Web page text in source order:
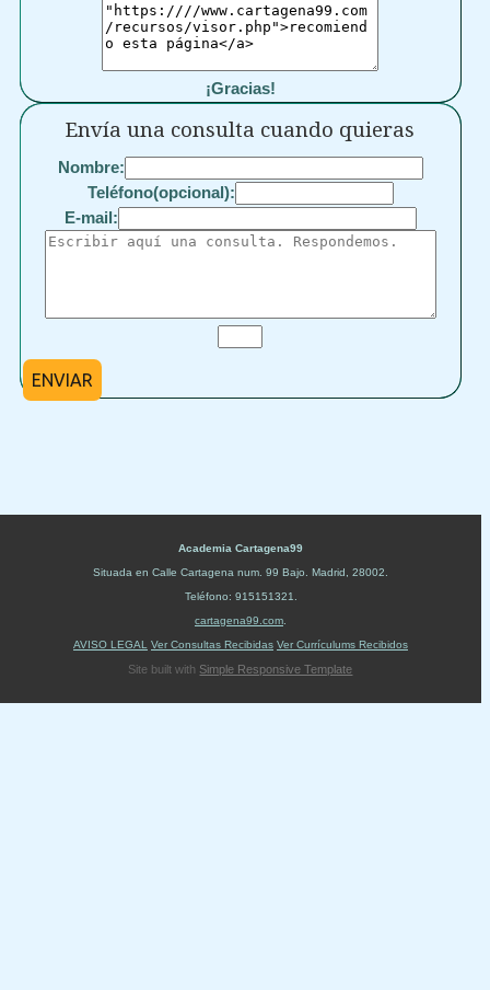
¡Gracias!
Envía una consulta cuando quieras
Nombre:
Teléfono(opcional):
E-mail:
ENVIAR
Academia Cartagena99
Situada en Calle Cartagena num. 99 Bajo Madrid 28002
Teléfono: 915151321
cartagena99.com
AVISO LEGAL
Ver Consultas Recibidas Ver Currículums Recibidos
Site built with Simple Responsive Template